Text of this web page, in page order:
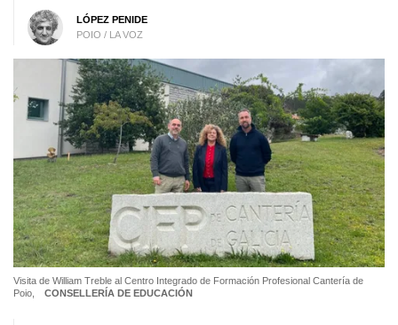
LÓPEZ PENIDE
POIO / LA VOZ
Visita de William Treble al Centro Integrado de Formación Profesional Cantería de
Poio,
CONSELLERÍA DE EDUCACIÓN